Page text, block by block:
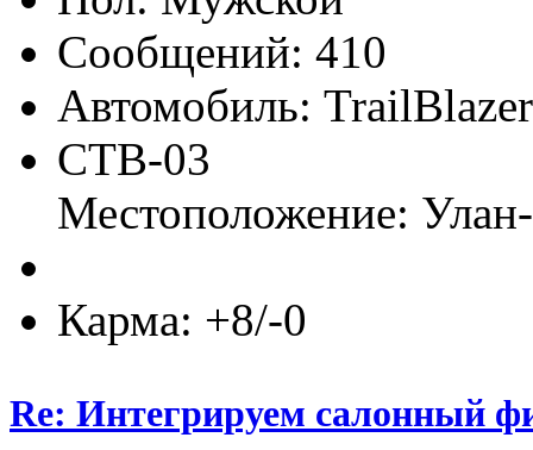
Сообщений: 410
Автомобиль:
CTB-03
Местоположение:
Карма: +8/-0
Re: Интегрируем салонный